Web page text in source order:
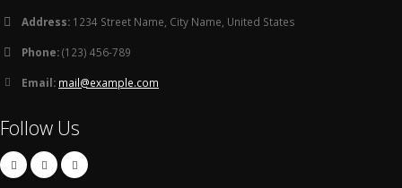
Address: 1234 Street Name, City Name, United States
Phone:(123) 456-789
Email: mail@example.com
Follow Us